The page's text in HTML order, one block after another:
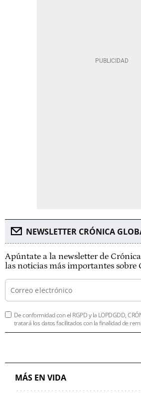
NEWSLETTER CRÓNICA
Apúntate a la newsletter de
las noticias más importantes sobre
De conformidad con el RGPD y la LOPDGDD,
tratará los datos facilitados con la finalidad de
MÁS EN VIDA